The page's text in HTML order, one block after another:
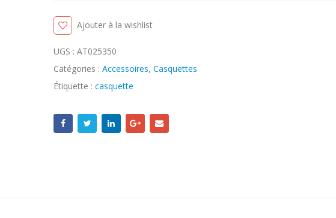
Ajouter à la wishlist
UGS :AT025350
Catégories :Accessoires,Casquettes
Étiquette :casquette